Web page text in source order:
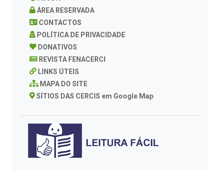
ÁREA RESERVADA
CONTACTOS
POLÍTICA DE PRIVACIDADE
DONATIVOS
REVISTA FENACERCI
LINKS ÚTEIS
MAPA DO SITE
SÍTIOS DAS CERCIS em Google Map